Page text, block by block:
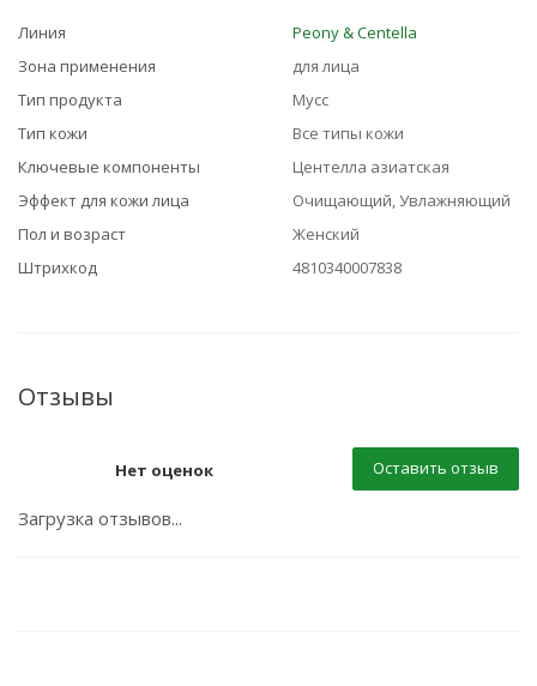
Линия
Peony & Centella
Зона применения
для лица
Тип продукта
Мусс
Тип кожи
Все типы кожи
Ключевые компоненты
Центелла азиатская
Эффект для кожи лица
Очищающий, Увлажняющий
Пол и возраст
Женский
Штрихкод
4810340007838
Отзывы
Нет оценок Оставить отзыв
Загрузка отзывов...